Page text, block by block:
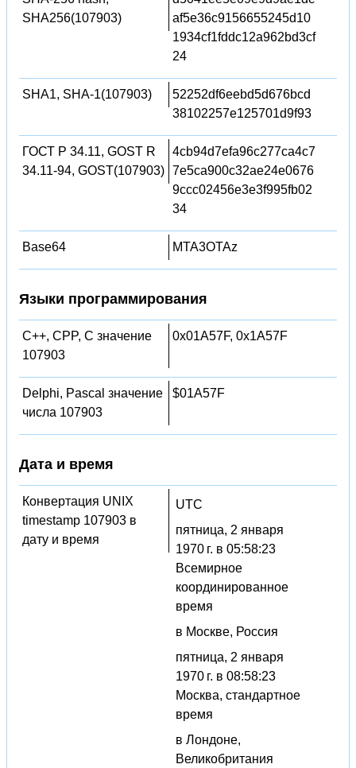
SHA256(107903)
af5e36c9156655245d10
1934cf1fddc12a962bd3cf
24
SHA1, SHA-1(107903)
52252df6eebd5d676bcd
38102257e125701d9f93
ГОСТ Р 34.11, GOST R
34.11-94, GOST(107903)
4cb94d7efa96c277ca4c7
7e5ca900c32ae24e0676
9ccc02456e3e3f995fb02
34
Base64 MTA3OTAz
Языки программирования
C++, CPP, C значение
107903
0x01A57F, 0x1A57F
Delphi, Pascal значение
числа 107903
$01A57F
Дата и время
Конвертация UNIX
timestamp 107903 в
дату и время
UTC
пятница, 2 января
1970 г. в 05:58:23
Всемирное
координированное
время
в Москве, Россия
пятница, 2 января
1970 г. в 08:58:23
Москва, стандартное
время
в Лондоне,
Великобритания